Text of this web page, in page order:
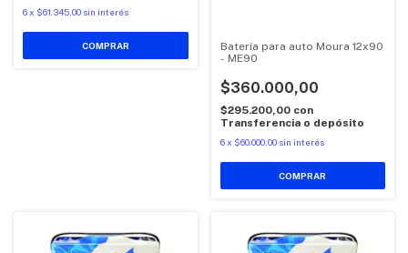
6x $61.345,00 sin interés
Batería para auto Moura 12x90
- ME90
$360.000,00
$295.200,00 con
Transferencia o depósito
6 x $60.000,00 sin interés